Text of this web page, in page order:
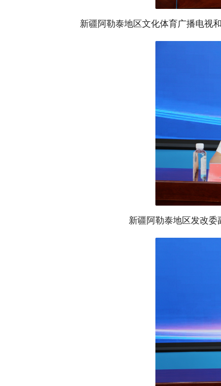
新疆阿勒泰地区文化体育广播电视
新疆阿勒泰地区发改委